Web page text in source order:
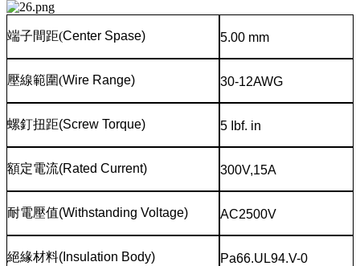
端子間距(Center Spase) 5.00 mm
壓線範圍(Wire Range) 30-12AWG
螺釘扭距(Screw Torque) 5 Ibf. in
額定電流(Rated Current) 300V,15A
耐電壓值(Withstanding Voltage) AC2500V
絕緣材料(Insulation Body) Pa66.UL94.V-0